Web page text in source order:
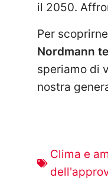
il 2050.
Per
Nordmann
speriamo di
nostra
Clima e